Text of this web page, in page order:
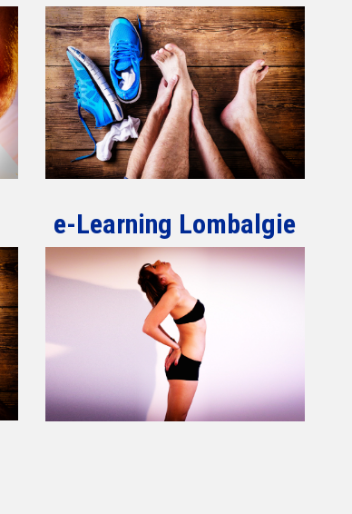
e-Learning Lombalgie